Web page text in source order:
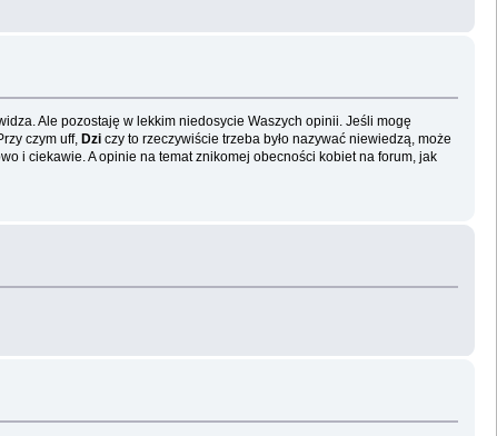
Ale pozostaję w lekkim niedosycie Waszych opinii. Jeśli mogę
czym uff, Dziczy to rzeczywiście trzeba było nazywać niewiedzą, może
i ciekawie. A opinie na temat znikomej obecności kobiet na forum, jak